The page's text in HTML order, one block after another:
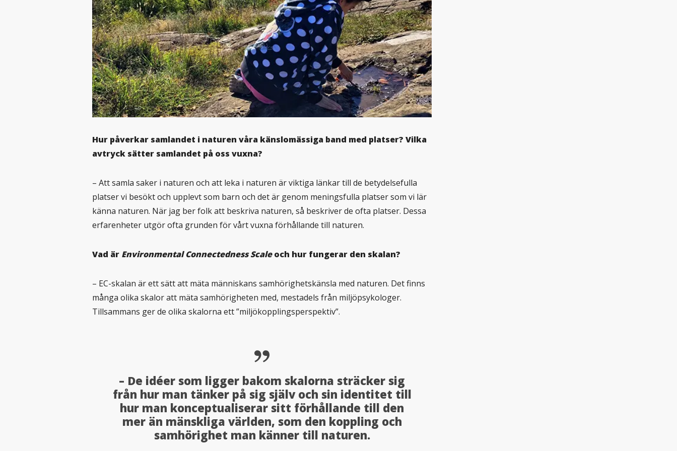
Hur påverkar samlandet i naturen våra känslomässiga band med platser? Vilka
avtryck sätter samlandet på oss vuxna?
– Att samla saker i naturen och att leka i naturen är viktiga länkar till de betydelsefulla
platser vi besökt och upplevt som barn och det är genom meningsfulla platser som vi lär
känna naturen. När jag ber folk att beskriva naturen, så beskriver de ofta platser. Dessa
erfarenheter utgör ofta grunden för vårt vuxna förhållande till naturen.
Vad är Environmental Connectedness Scaleoch hur fungerar den skalan?
– EC-skalan är ett sätt att mäta människans samhörighetskänsla med naturen. Det finns
många olika skalor att mäta samhörigheten med, mestadels från miljöpsykologer.
Tillsammans ger de olika skalorna ett ”miljökopplingsperspektiv”.
– De idéer som ligger bakom skalorna sträcker sig
från hur man tänker på sig själv och sin identitet till
hur man konceptualiserar sitt förhållande till den
mer än mänskliga världen, som den koppling och
samhörighet man känner till naturen.